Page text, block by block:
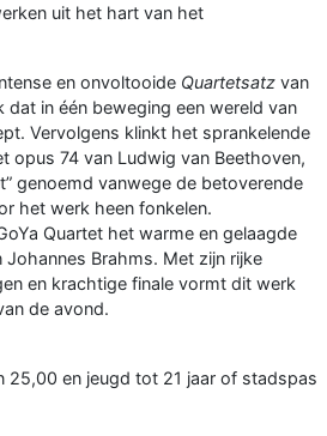
uit het hart van het
en onvoltooide Quartetsatz van
dat in één beweging een wereld van
Vervolgens klinkt het sprankelende
opus 74 van Ludwig van Beethoven,
genoemd vanwege de betoverende
het werk heen fonkelen.
Quartet het warme en gelaagde
Brahms. Met zijn rijke
en krachtige finale vormt dit werk
de avond.
25,00 en jeugd tot 21 jaar of stadspas